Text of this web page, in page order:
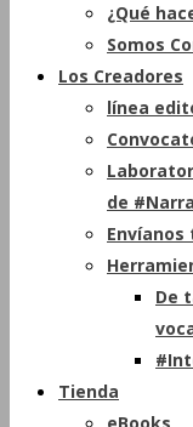
¿Qué
Somos
Los Creadores
línea
de
De
Tienda